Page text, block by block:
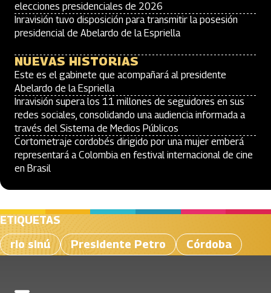
elecciones presidenciales de 2026
Inravisión tuvo disposición para transmitir la posesión
presidencial de Abelardo de la Espriella
NUEVAS HISTORIAS
Este es el gabinete que acompañará al presidente
Abelardo de la Espriella
Inravisión supera los 11 millones de seguidores en sus
redes sociales, consolidando una audiencia informada a
través del Sistema de Medios Públicos
Cortometraje cordobés dirigido por una mujer emberá
representará a Colombia en festival internacional de cine
en Brasil
ETIQUETAS
rio sinú
Presidente Petro Córdoba